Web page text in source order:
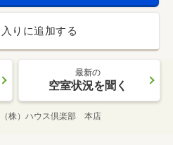
りに追加する
最新の
空室状況を聞く
（株）ハウス倶楽部 本店